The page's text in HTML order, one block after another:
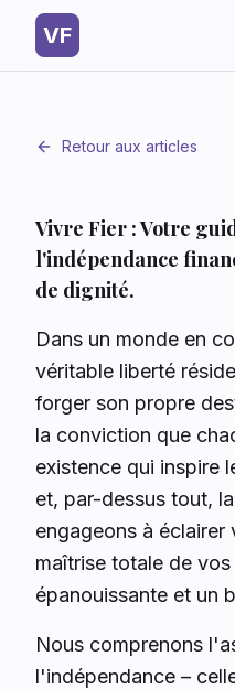
VF
Retour aux articles
Vivre Fier : Votre
l'indépendance
de dignité.
Dans un monde en
véritable liberté
forger son propre
la conviction que
existence qui inspire
et, par-dessus tout,
engageons à éclairer
maîtrise totale de
épanouissante et un
Nous comprenons
l'indépendance –